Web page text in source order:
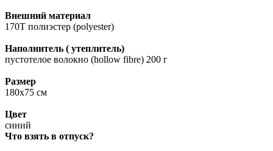
Внешний материал
170T полиэстер (polyester)
Наполнитель ( утеплитель)
пустотелое волокно (hollow fibre) 200 г
Размер
180x75 см
Цвет
синий
Что взять в отпуск?